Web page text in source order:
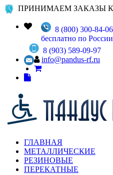
ПРИНИМАЕМ ЗАКАЗЫ
8 (800) 300-84-06
бесплатно по России
8 (903) 589-09-97
info@pandus-rf.ru
ГЛАВНАЯ
МЕТАЛЛИЧЕСКИЕ
РЕЗИНОВЫЕ
ПЕРЕКАТНЫЕ